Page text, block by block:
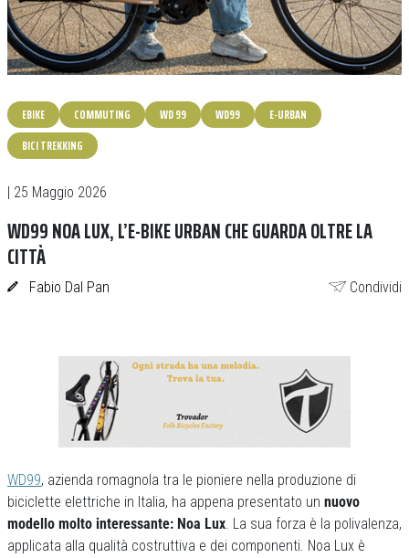
EBIKE COMMUTING WD 99 WD99
E-URBAN
BICI TREKKING
| 25 Maggio 2026
WD99 NOA LUX, L’E-BIKE URBAN CHE GUARDA OLTRE LA
CITTÀ
Fabio Dal Pan Condividi
WD99, azienda romagnola tra le pioniere nella produzione di
biciclette elettriche in Italia, ha appena presentato un nuovo
modello molto interessante: Noa Lux. La sua forza è la polivalenza,
applicata alla qualità costruttiva e dei componenti. Noa Lux è